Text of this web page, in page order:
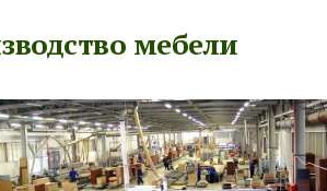
мебели